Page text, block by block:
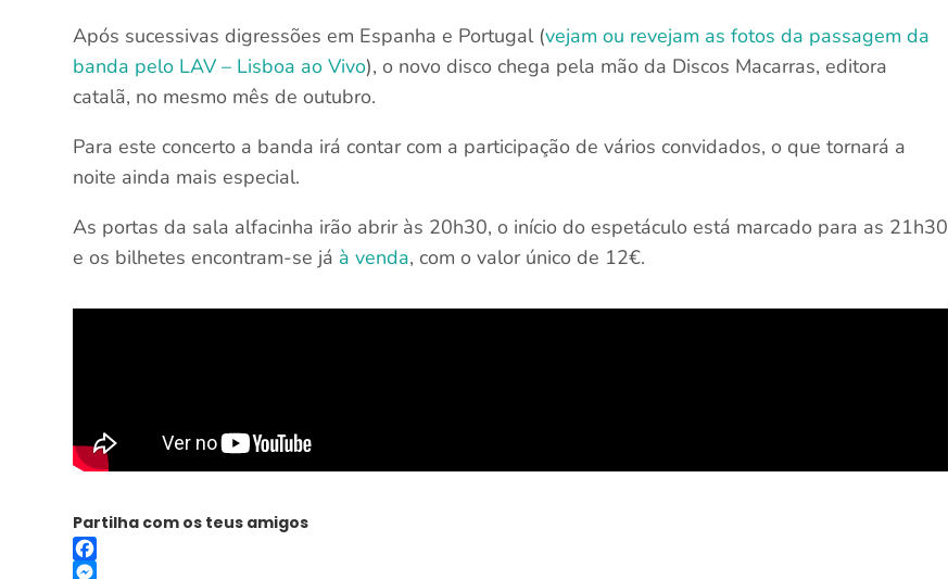
Após sucessivas digressões em Espanha e Portugal (vejam ou revejam as fotos da passagem da
banda pelo LAV – Lisboa ao Vivo), o novo disco chega pela mão da Discos Macarras, editora
catalã, no mesmo mês de outubro.
Para este concerto a banda irá contar com a participação de vários convidados, o que tornará a
noite ainda mais especial.
As portas da sala alfacinha irão abrir às 20h30, o início do espetáculo está marcado para as 21h30
e os bilhetes encontram-se já à venda, com o valor único de 12€.
Partilha com os teus amigos
Facebook